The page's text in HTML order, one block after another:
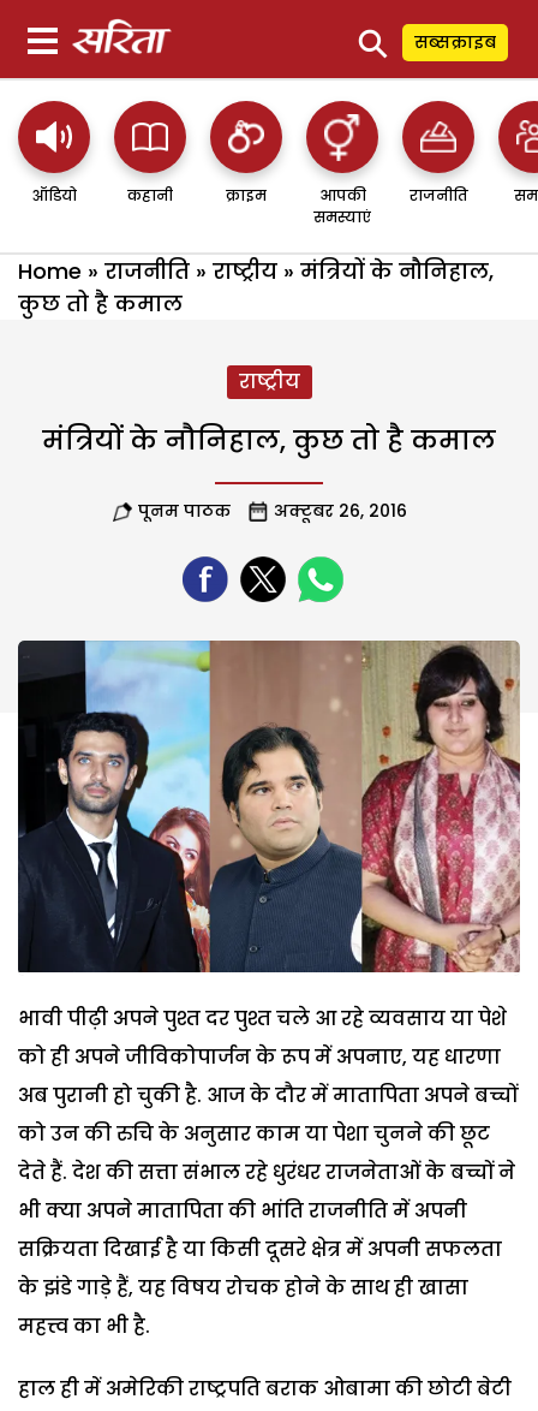
⚲ सब्सक्राइब
ऑडियो कहानी क्राइम
आपकी
समस्याएं
राजनीति
Home » राजनीति » राष्ट्रीय » मंत्रियों के नौनिहाल,
कुछ तो है कमाल
राष्ट्रीय
मंत्रियों के नौनिहाल, कुछ तो है कमाल
पूनम पाठक अक्टूबर 26, 2016
भावी पीढ़ी अपने पुश्त दर पुश्त चले आ रहे व्यवसाय या पेशे
को ही अपने जीविकोपार्जन के रूप में अपनाए, यह धारणा
अब पुरानी हो चुकी है. आज के दौर में मातापिता अपने बच्चों
को उन की रुचि के अनुसार काम या पेशा चुनने की छूट
देते हैं. देश की सत्ता संभाल रहे धुरंधर राजनेताओं के बच्चों ने
भी क्या अपने मातापिता की भांति राजनीति में अपनी
सक्रियता दिखाई है या किसी दूसरे क्षेत्र में अपनी सफलता
के झंडे गाड़े हैं, यह विषय रोचक होने के साथ ही खासा
महत्त्व का भी है.
हाल ही में अमेरिकी राष्ट्रपति बराक ओबामा की छोटी बेटी